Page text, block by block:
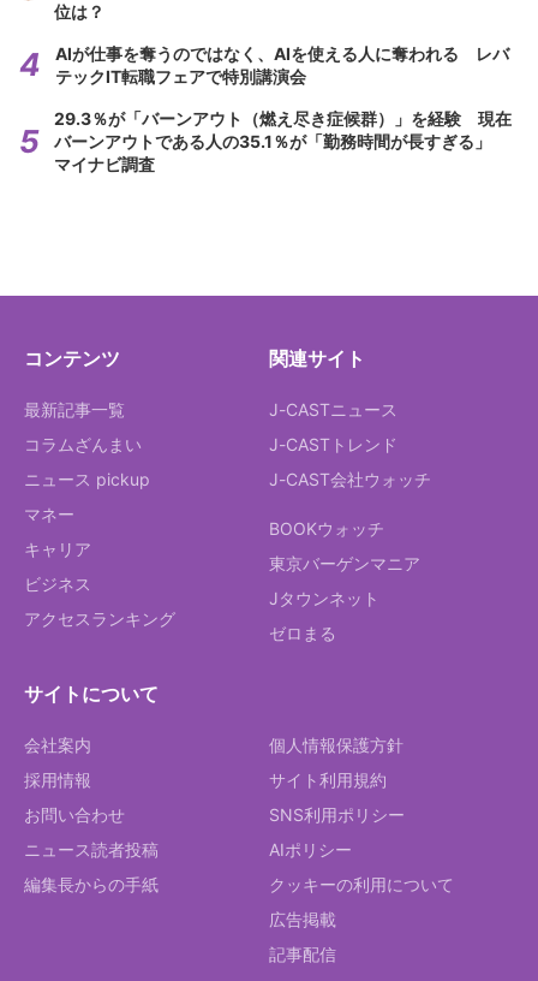
位は？
AIが仕事を奪うのではなく、AIを使える人に奪われる レバ
テックIT転職フェアで特別講演会
29.3％が「バーンアウト（燃え尽き症候群）」を経験 現在
バーンアウトである人の35.1％が「勤務時間が長すぎる」
マイナビ調査
コンテンツ
最新記事一覧
コラムざんまい
ニュース pickup
マネー
キャリア
ビジネス
アクセスランキング
関連サイト
J-CASTニュース
J-CASTトレンド
J-CAST会社ウォッチ
BOOKウォッチ
東京バーゲンマニア
Jタウンネット
ゼロまる
サイトについて
会社案内
採用情報
お問い合わせ
ニュース読者投稿
編集長からの手紙
個人情報保護方針
サイト利用規約
SNS利用ポリシー
AIポリシー
クッキーの利用について
広告掲載
記事配信